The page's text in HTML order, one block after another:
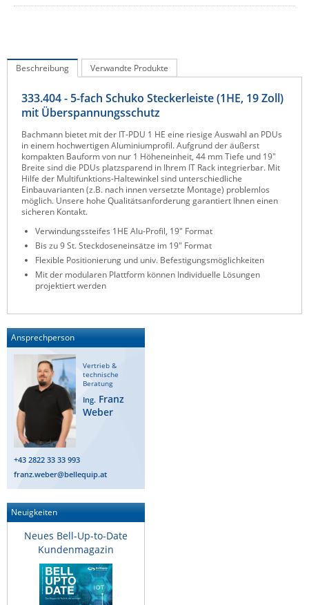
Kerlink
KVM TEC
LigoWave
Milesight
Moxa
Netio
Panorama Antennas
PatchSee
Power Kingdom
Raritan
Riello UPS
Server Technology
Siretta
SIRIO Antenne
Sunbird
Tactical Software
TEKTELIC
Teltonika
Unwired Networks
Vision
WATTECO
Westermo
Beschreibung Verwandte Produkte
333.404 - 5-fach Schuko Steckerleiste (1HE, 19 Zoll)
mit Überspannungsschutz
Bachmann bietet mit der IT-PDU 1 HE eine riesige Auswahl an PDUs
in einem hochwertigen Alu­miniumprofil. Aufgrund der äußerst
kompakten Bauform von nur 1 Höheneinheit, 44 mm Tiefe und 19"
Breite sind die PDUs platzsparend in Ihrem IT Rack integrierbar. Mit
Hilfe der Multifunktions-Haltewinkel sind unterschiedliche
Einbauvarianten (z.B. nach innen versetzte Montage) problemlos
möglich. Unsere hohe Qualitätsanforderung garantiert Ihnen einen
sicheren Kontakt.
Verwindungssteifes 1HE Alu-Profil, 19" Format
Bis zu 9 St. Steckdoseneinsätze im 19" Format
Flexible Positionierung und univ. Befestigungsmöglichkeiten
Mit der modularen Plattform können Individuelle Lösungen
projektiert werden
Ansprechperson
Vertrieb &
technische
Beratung
Ing. Franz
Weber
+43 2822 33 33 993
franz.weber@bellequip.at
Neuigkeiten
Neues Bell-Up-to-Date
Kundenmagazin